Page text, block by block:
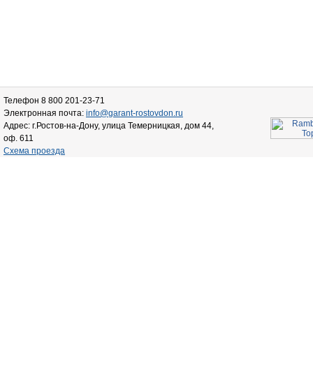
Телефон 8 800 201-23-71
Электронная почта: info@garant-rostovdon.ru
Адрес: г.Ростов-на-Дону, улица Темерницкая, дом 44,
оф. 611
Схема проезда